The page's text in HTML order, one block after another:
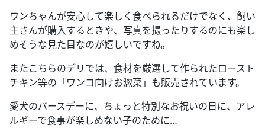
ワンちゃんが安心して楽しく食べられるだけでなく、飼い
主さんが購入するときや、写真を撮ったりするのにも楽し
めそうな見た目なのが嬉しいですね。
またこちらのデリでは、食材を厳選して作られたロースト
チキン等の「ワンコ向けお惣菜」も販売されています。
愛犬のバースデーに、ちょっと特別なお祝いの日に、アレ
ルギーで食事が楽しめない子のために…